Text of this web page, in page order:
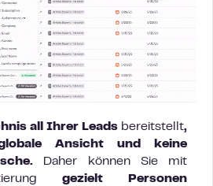
all Ihrer Leads bereitstellt,
Ansicht und keine
Daher können Sie mit
gezielt Personen